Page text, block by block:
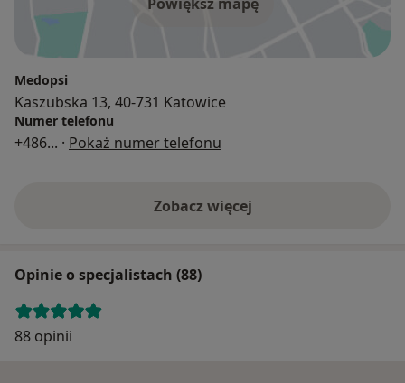
Medopsi
Kaszubska 13, 40-731 Katowice
Numer telefonu
+486... · Pokaż numer telefonu
Zobacz więcej
Opinie o specjalistach (88)
88 opinii